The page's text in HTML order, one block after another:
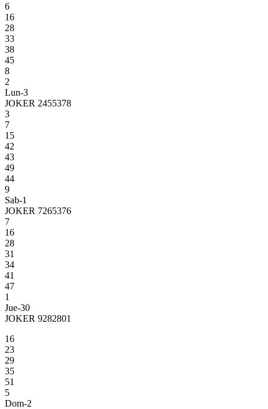
6
16
28
33
38
45
8
2
Lun-3
JOKER 2455378
3
7
15
42
43
49
44
9
Sab-1
JOKER 7265376
7
16
28
31
34
41
47
1
Jue-30
JOKER 9282801
16
23
29
35
51
5
Dom-2